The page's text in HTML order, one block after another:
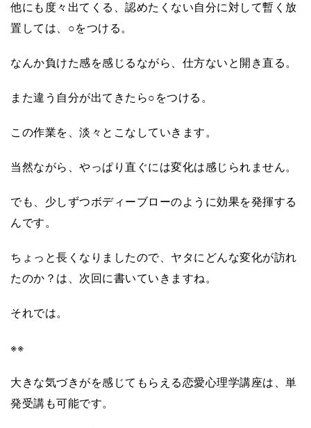
他にも度々出てくる、認めたくない自分に対して暫く放
置しては、 ○をつける。
なんか負けた感を感じるながら、仕方ないと開き直る。
また違う自分が出てきたら○をつける。
この作業を、淡々とこなしていきます。
当然ながら、やっぱり直ぐには変化は感じられません。
でも、少しずつボディーブローのように効果を発揮する
んです。
ちょっと長くなりましたので、ヤタにどんな変化が訪れ
たのか？は、次回に書いていきますね。
それでは。
※※
大きな気づきがを感じてもらえる恋愛心理学講座は、単
発受講も可能です。